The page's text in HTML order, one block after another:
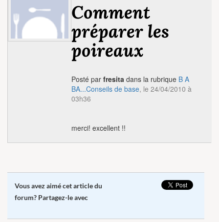
Comment
préparer les
poireaux
Posté par fresita dans la rubrique B A
BA...Conseils de base, le 24/04/2010 à
03h36
merci! excellent !!
Vous avez aimé cet article du
forum? Partagez-le avec